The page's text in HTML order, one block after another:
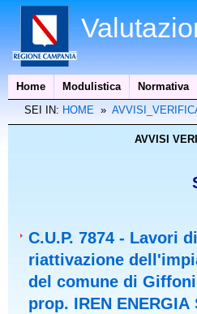
Home Modulistica Normativa
SEI IN: HOME »
AVVISI
C.U.P. 7874 - Lavori
riattivazione
del comune di
prop. IREN ENERGIA